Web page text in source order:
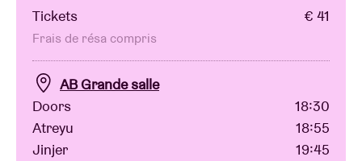
Chèque-concert
À propos de l'AB
Contact
Tickets € 41
Frais de résa compris
AB Grande salle
Doors
18:30
Atreyu
18:55
Jinjer
19:45